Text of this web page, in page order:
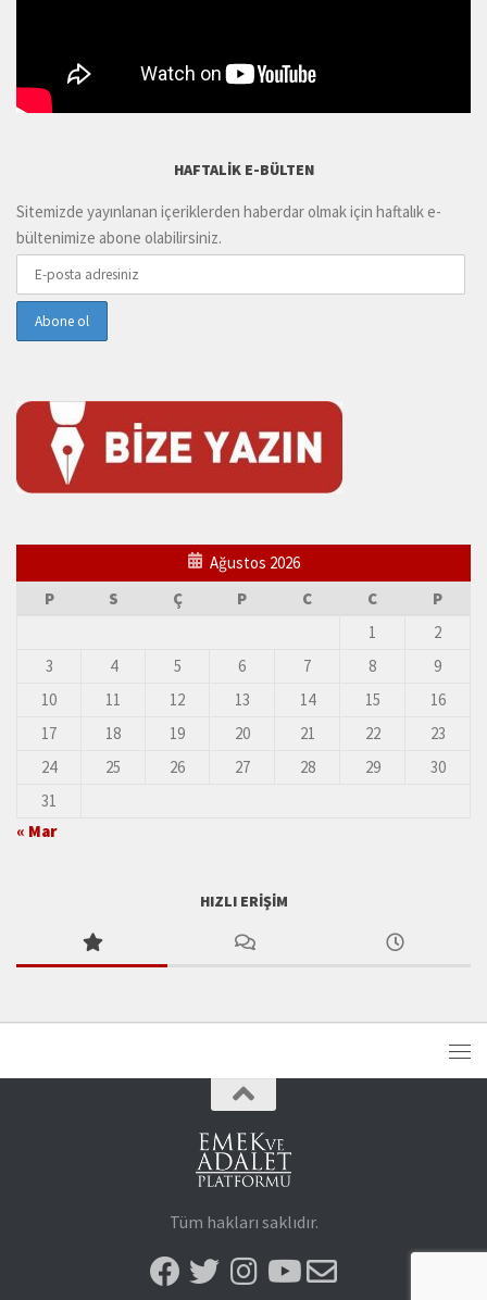
HAFTALIK E-BÜLTEN
Sitemizde yayınlanan içeriklerden haberdar olmak için haftalık e-
bültenimize abone olabilirsiniz.
Ağustos 2026
P
S Ç P C C
P
1
2
3
4 5 6 7 8
9
10
11 12 13 14 15
16
17
18 19 20 21 22
23
24
25 26 27 28 29
30
31
« Mar
HIZLI ERIŞIM
Tüm hakları saklıdır.